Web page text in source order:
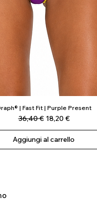
Vista rapida
| Fast Fit | Purple Present
Prezzo regolare
36,40 € Prezzo scontato
18,20 €
Aggiungi al carrello